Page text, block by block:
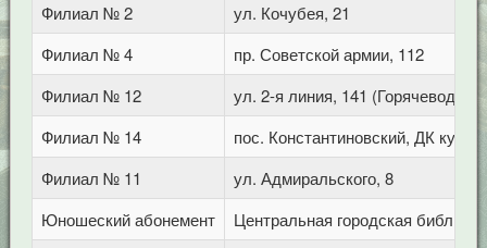
Филиал № 2
ул. Кочубея, 21
Филиал № 4
пр. Советской армии, 112
Филиал № 12
ул. 2-я линия, 141 (Горячеводск)
Филиал № 14
пос. Константиновский, ДК
Филиал № 11
ул. Адмиральского, 8
Юношеский абонемент
Центральная городская